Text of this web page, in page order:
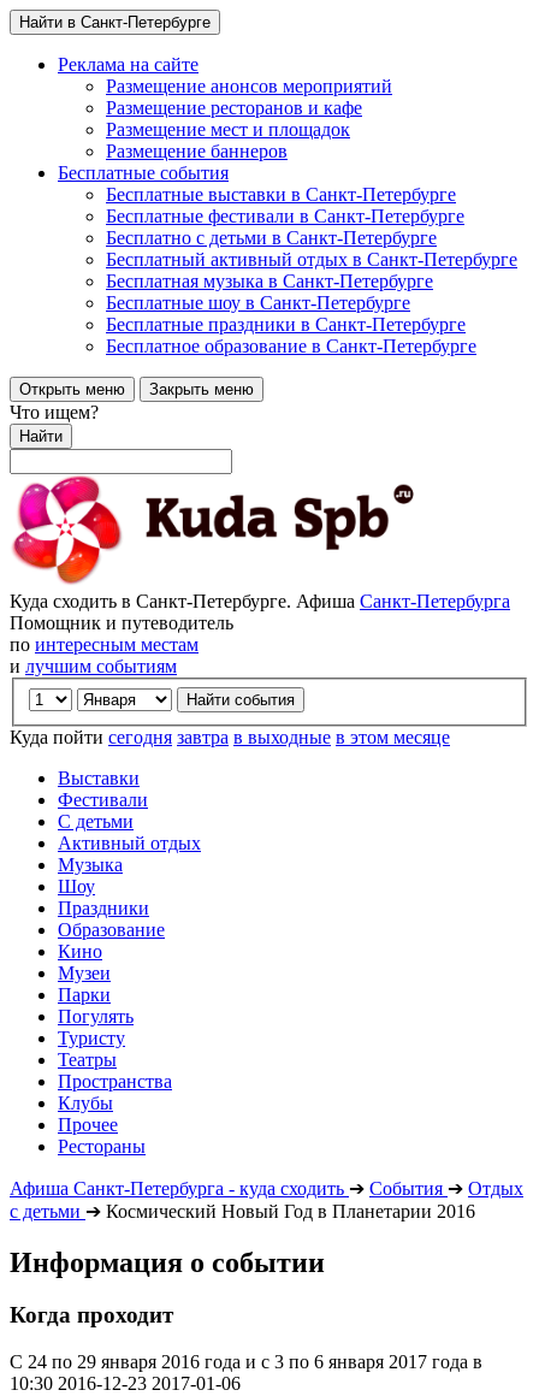
Найти в Санкт-Петербурге
Реклама на сайте
Размещение анонсов мероприятий
Размещение ресторанов и кафе
Размещение мест и площадок
Размещение баннеров
Бесплатные события
Бесплатные выставки в Санкт-Петербурге
Бесплатные фестивали в Санкт-Петербурге
Бесплатно с детьми в Санкт-Петербурге
Бесплатный активный отдых в Санкт-Петербурге
Бесплатная музыка в Санкт-Петербурге
Бесплатные шоу в Санкт-Петербурге
Бесплатные праздники в Санкт-Петербурге
Бесплатное образование в Санкт-Петербурге
Открыть меню Закрыть меню
Что ищем?
Найти
Куда сходить в Санкт-Петербурге. Афиша Санкт-Петербурга
Помощник и путеводитель
по интересным местам
и лучшим событиям
Куда пойти сегодня завтра в выходные в этом месяце
Выставки
Фестивали
С детьми
Активный отдых
Музыка
Шоу
Праздники
Образование
Кино
Музеи
Парки
Погулять
Туристу
Театры
Пространства
Клубы
Прочее
Рестораны
Афиша Санкт-Петербурга - куда сходить ➔ События ➔ Отдых
с детьми ➔ Космический Новый Год в Планетарии 2016
Информация о событии
Когда проходит
С 24 по 29 января 2016 года и с 3 по 6 января 2017 года в
10:30 2016-12-23 2017-01-06